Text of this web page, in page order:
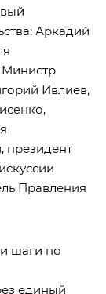
Аркадий
Министр
Ивлиев,
президент
Правления
шаги по
единый